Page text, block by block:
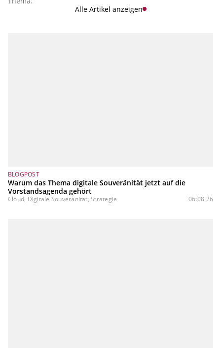
Alle Artikel anzeigen
BLOGPOST
Warum das Thema digitale Souveränität jetzt auf die
Vorstandsagenda gehört
Cloud, Digitale Souveränität, Strategie 06.08.26